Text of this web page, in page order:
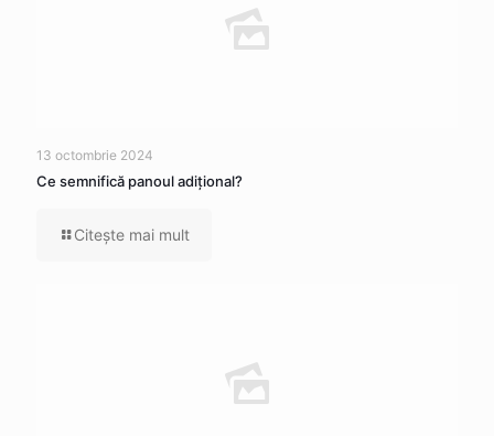
13 octombrie 2024
Ce semnifică panoul adițional?
Citeşte mai mult